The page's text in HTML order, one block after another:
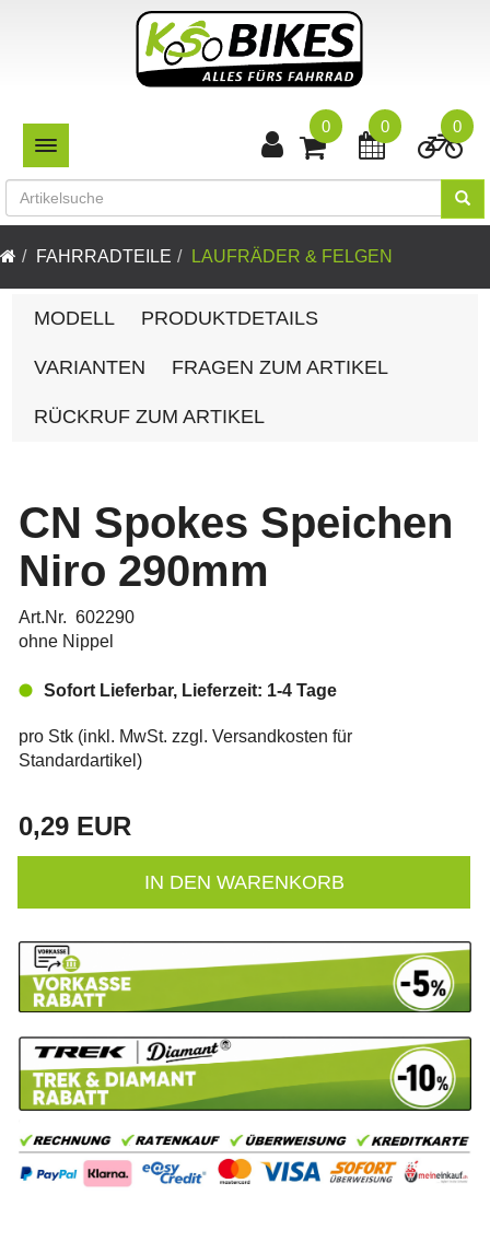
TOGGLE NAVIGATION
0
0
0
FAHRRADTEILE LAUFRÄDER & FELGEN
MODELL PRODUKTDETAILS
VARIANTEN FRAGEN ZUM ARTIKEL
RÜCKRUF ZUM ARTIKEL
CN Spokes Speichen
Niro 290mm
Art.Nr. 602290
ohne Nippel
Sofort Lieferbar, Lieferzeit: 1-4 Tage
pro Stk (inkl. MwSt. zzgl. Versandkosten für
Standardartikel )
0,29 EUR
IN DEN WARENKORB